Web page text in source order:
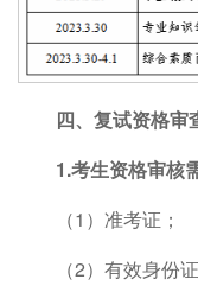
四、复试资格审
1.考生资格审核
（1）准考证；
（2）有效身份